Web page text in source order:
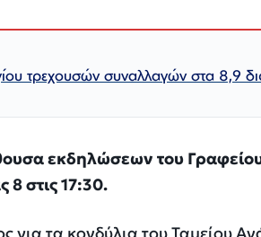
τρεχουσών συναλλαγών στα 8,9
εκδηλώσεων του
στις 17:30.